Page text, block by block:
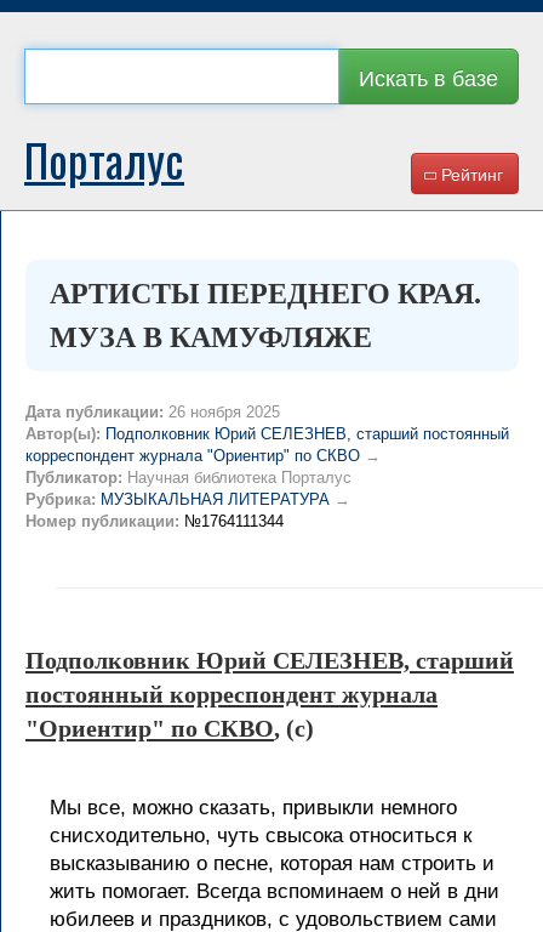
Искать в базе
Рейтинг
Порталус
АРТИСТЫ ПЕРЕДНЕГО КРАЯ.
МУЗА В КАМУФЛЯЖЕ
Дата публикации: 26 ноября 2025
Автор(ы): Подполковник Юрий СЕЛЕЗНЕВ, старший постоянный
корреспондент журнала "Ориентир" по СКВО →
Публикатор: Научная библиотека Порталус
Рубрика: МУЗЫКАЛЬНАЯ ЛИТЕРАТУРА →
Номер публикации: №1764111344
Подполковник Юрий СЕЛЕЗНЕВ, старший
постоянный корреспондент журнала
"Ориентир" по СКВО, (c)
Мы все, можно сказать, привыкли немного
снисходительно, чуть свысока относиться к
высказыванию о песне, которая нам строить и
жить помогает. Всегда вспоминаем о ней в дни
юбилеев и праздников, с удовольствием сами